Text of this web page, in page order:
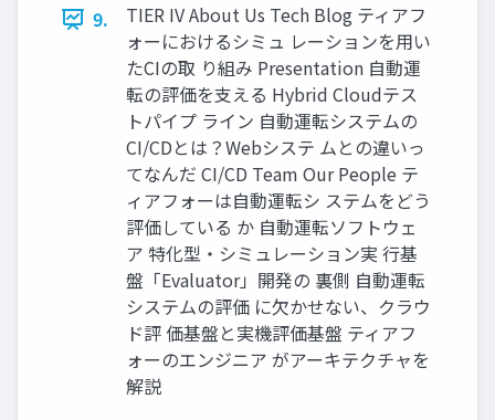
9.
TIER IV About Us Tech Blog ティアフ
ォーにおけるシミュ レーションを用い
たCIの取 り組み Presentation 自動運
転の評価を支える Hybrid Cloudテス
トパイプ ライン 自動運転システムの
CI/CDとは？Webシステ ムとの違いっ
てなんだ CI/CD Team Our People テ
ィアフォーは自動運転シ ステムをどう
評価している か 自動運転ソフトウェ
ア 特化型・シミュレーション実 行基
盤「Evaluator」開発の 裏側 自動運転
システムの評価 に欠かせない、クラウ
ド評 価基盤と実機評価基盤 ティアフ
ォーのエンジニア がアーキテクチャを
解説